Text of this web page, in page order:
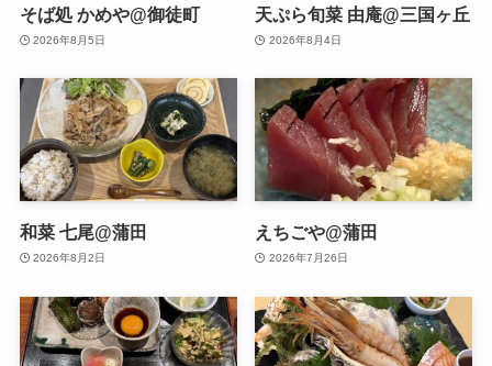
そば処 かめや@御徒町
2026年8月5日
天ぷら旬菜 由庵@三国ヶ丘
2026年8月4日
和菜 七尾@蒲田
2026年8月2日
えちごや@蒲田
2026年7月26日